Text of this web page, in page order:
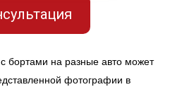
бортами на разные авто может
фотографии в